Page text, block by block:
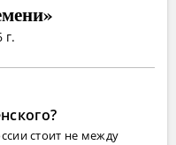
г.
стоит не между